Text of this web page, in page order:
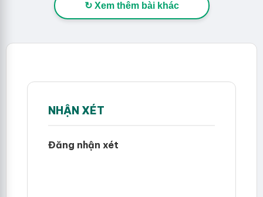
↻ Xem thêm bài khác
NHẬN XÉT
Đăng nhận xét